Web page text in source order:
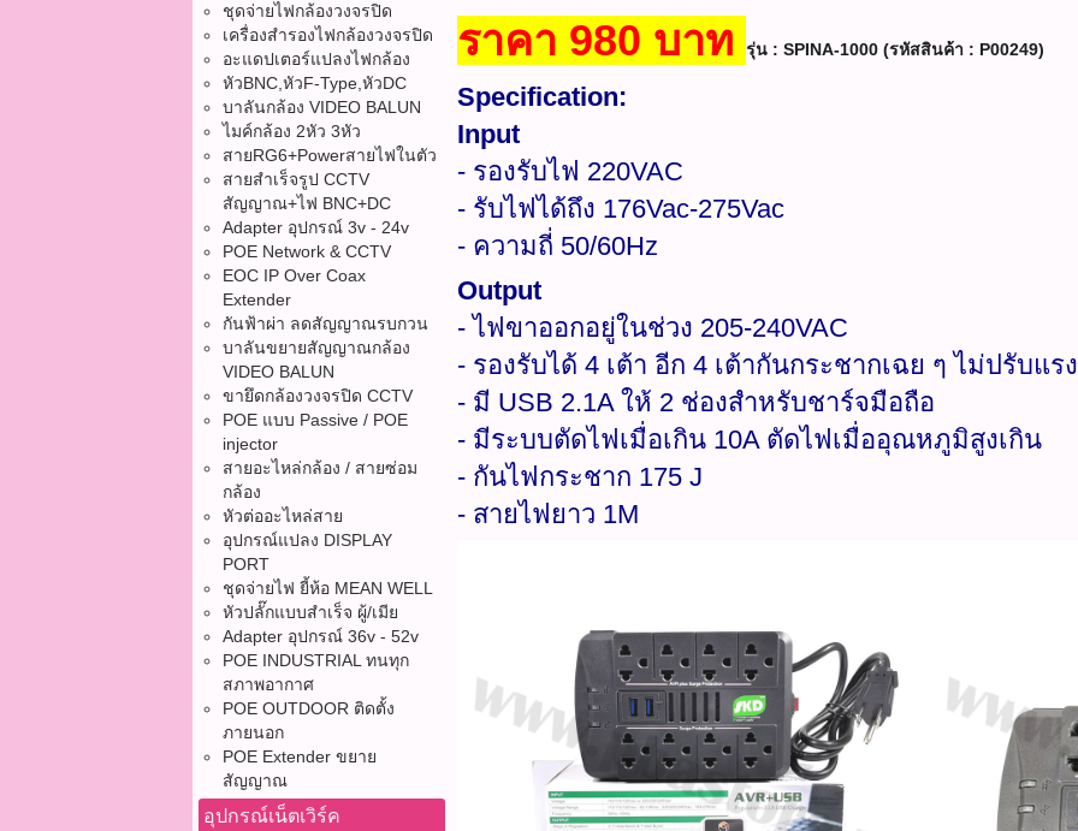
ชุดจ่ายไฟกล้องวงจรปิด
เครื่องสำรองไฟกล้องวงจรปิด
อะแดปเตอร์แปลงไฟกล้อง
หัวBNC,หัวF-Type,หัวDC
บาลันกล้อง VIDEO BALUN
ไมค์กล้อง 2หัว 3หัว
สายRG6+Powerสายไฟในตัว
สายสำเร็จรูป CCTV
สัญญาณ+ไฟ BNC+DC
Adapter อุปกรณ์ 3v - 24v
POE Network & CCTV
EOC IP Over Coax
Extender
กันฟ้าผ่า ลดสัญญาณรบกวน
บาลันขยายสัญญาณกล้อง
VIDEO BALUN
ขายึดกล้องวงจรปิด CCTV
POE แบบ Passive / POE
injector
สายอะไหล่กล้อง / สายซ่อม
กล้อง
หัวต่ออะไหล่สาย
อุปกรณ์แปลง DISPLAY
PORT
ชุดจ่ายไฟ ยี้ห้อ MEAN WELL
หัวปลั๊กแบบสำเร็จ ผู้/เมีย
Adapter อุปกรณ์ 36v - 52v
POE INDUSTRIAL ทนทุก
สภาพอากาศ
POE OUTDOOR ติดตั้ง
ภายนอก
POE Extender ขยาย
สัญญาณ
อุปกรณ์เน็ตเวิร์ค
ราคา 980 บาท รุ่น : SPINA-1000 (รหัสสินค้า : P00249)​
Specification:
Input
- รองรับไฟ 220VAC
- รับไฟได้ถึง 176Vac-275Vac
- ความถี่ 50/60Hz
Output
- ไฟขาออกอยู่ในช่วง 205-240VAC
- รองรับได้ 4 เต้า อีก 4 เต้ากันกระชากเฉย ๆ ไม่ปรับแร
- มี USB 2.1A ให้ 2 ช่องสำหรับชาร์จมือถือ
- มีระบบตัดไฟเมื่อเกิน 10A ตัดไฟเมื่ออุณหภูมิสูงเกิน
- กันไฟกระชาก 175 J
- สายไฟยาว 1M